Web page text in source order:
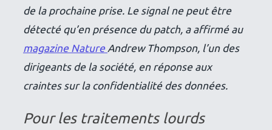
de la prochaine prise. Le signal ne peut être
détecté qu’en présence du patch, a affirmé au
magazine NatureAndrew Thompson, l’un des
dirigeants de la société, en réponse aux
craintes sur la confidentialité des données.
Pour les traitements lourds